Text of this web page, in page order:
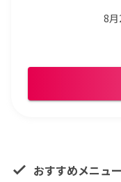
8
お問い
新宿駅徒歩8分/大久
おすすめメニュー